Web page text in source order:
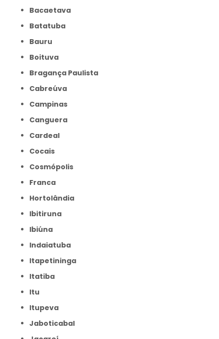
Bacaetava
Batatuba
Bauru
Boituva
Bragança Paulista
Cabreúva
Campinas
Canguera
Cardeal
Cocais
Cosmópolis
Franca
Hortolândia
Ibitiruna
Ibiúna
Indaiatuba
Itapetininga
Itatiba
Itu
Itupeva
Jaboticabal